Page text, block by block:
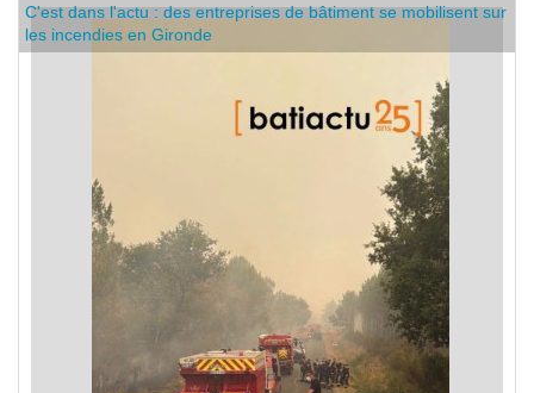
C'est dans l'actu : des entreprises de bâtiment se mobilisent sur
les incendies en Gironde